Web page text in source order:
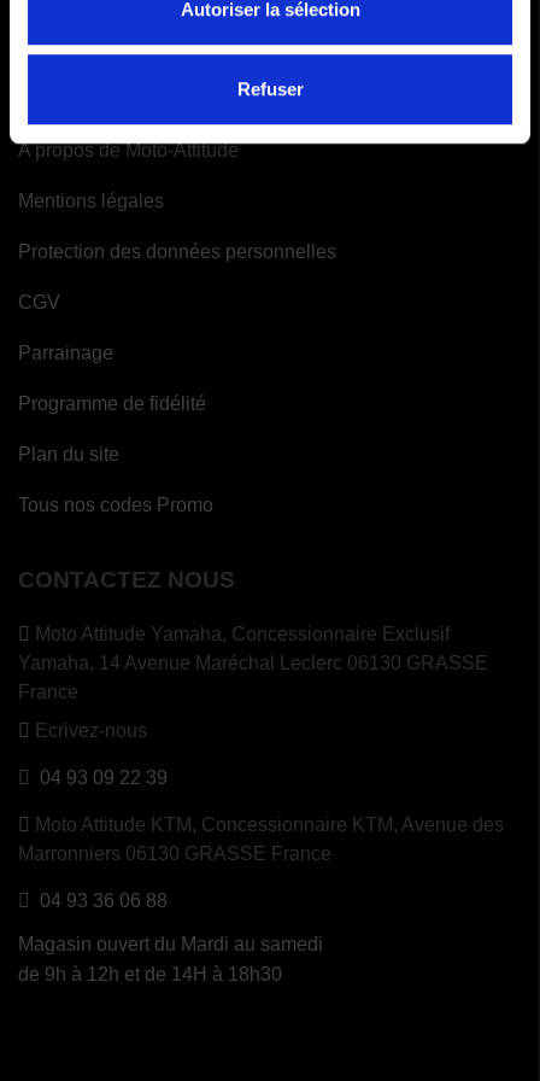
Autoriser la sélection
Refuser
A propos de Moto-Attitude
Mentions légales
Protection des données personnelles
CGV
Parrainage
Programme de fidélité
Plan du site
Tous nos codes Promo
CONTACTEZ NOUS
Moto Attitude Yamaha, Concessionnaire Exclusif
Yamaha, 14 Avenue Maréchal Leclerc 06130 GRASSE
France
Ecrivez-nous
04 93 09 22 39
Moto Attitude KTM, Concessionnaire KTM, Avenue des
Marronniers 06130 GRASSE France
04 93 36 06 88
Magasin ouvert du Mardi au samedi
de 9h à 12h et de 14H à 18h30